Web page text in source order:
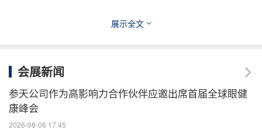
搭载双路开胜KH-50000处理器，单机192核高密度算
力，配置24个DDR5内存插槽，支持超大数据存储容
量和热插拔功能，整机采用冗余的散热功能和可选的
展示全文
会展新闻
参天公司作为高影响力合作伙伴应邀出席首届全球眼健
康峰会
2026-08-06 17:45